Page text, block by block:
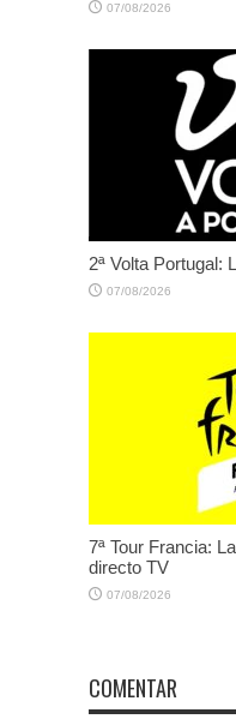
07/08/2026
2ª Volta Portugal:
07/08/2026
7ª Tour Francia:
directo TV
07/08/2026
COMENTAR